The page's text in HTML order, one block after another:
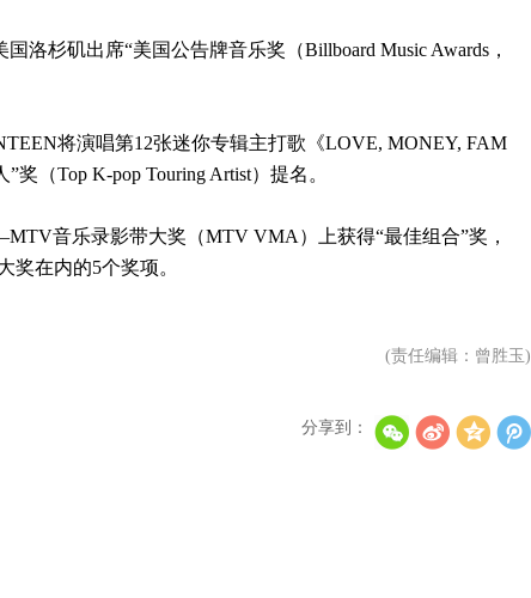
洛杉矶出席“美国公告牌音乐奖（Billboard Music Awards，
将演唱第12张迷你专辑主打歌《LOVE, MONEY, FAM
（Top K-pop Touring Artist）提名。
音乐录影带大奖（MTV VMA）上获得“最佳组合”奖，
奖在内的5个奖项。
(责任编辑：曾胜玉)
分享到：